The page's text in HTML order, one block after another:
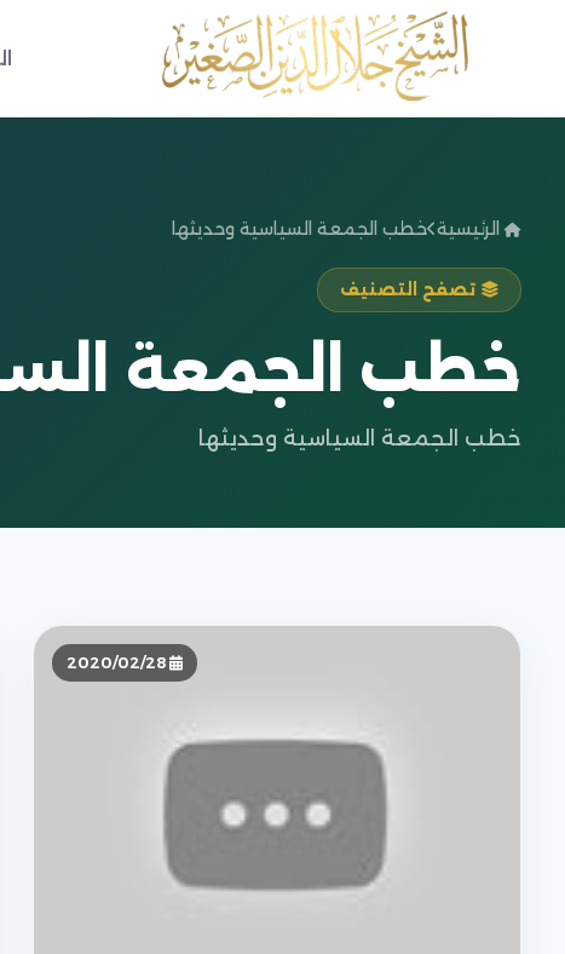
الرئيسية خطب الجمعة السياسية وحديثها
تصفح التصنيف
خطب الجمعة
خطب الجمعة السياسية وحديثها